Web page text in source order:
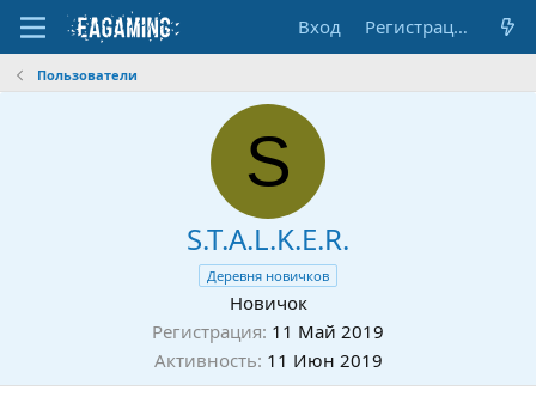
Вход Регистрация
Пользователи
S
S.T.A.L.K.E.R.
Деревня новичков
Новичок
Регистрация 11 Май 2019
Активность 11 Июн 2019